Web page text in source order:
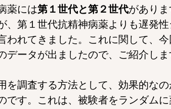
薬には第１世代と第２世代があり
、第１世代抗精神病薬よりも遅発
われてきました。これに関して、
データが出ましたので、ご紹介しま
を調査する方法として、効果的な
です。これは、被験者をランダム